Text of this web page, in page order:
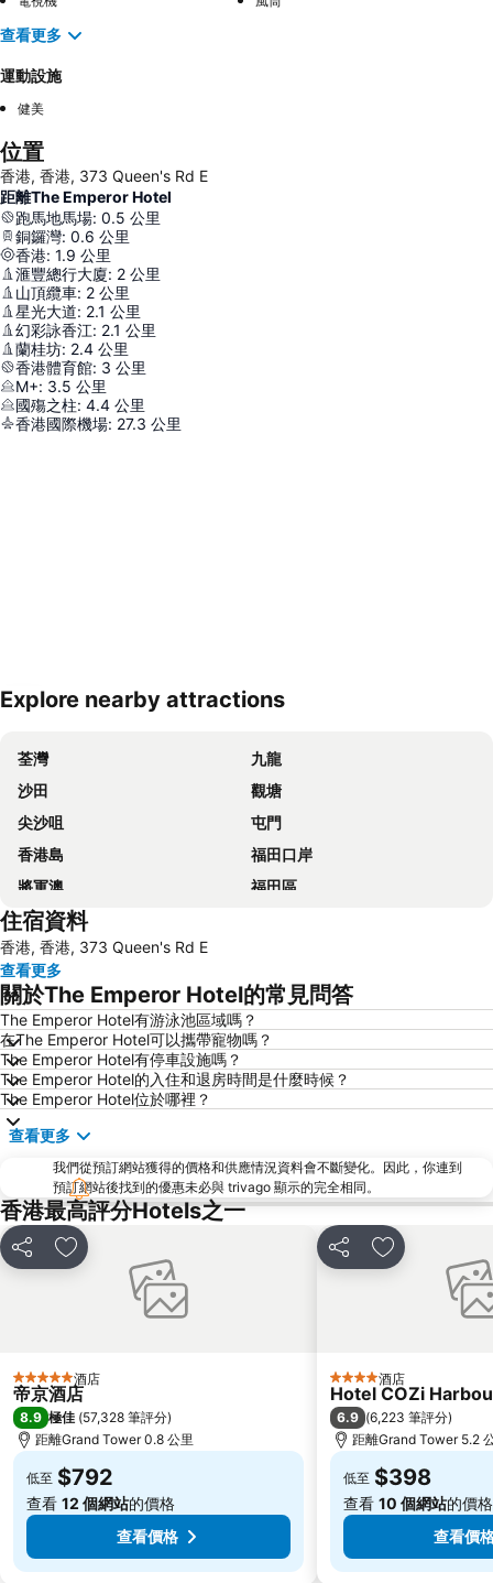
查看更多
運動設施
健美
位置
香港, 香港, 373 Queen's Rd E
距離The Emperor Hotel
跑馬地馬場: 0.5 公里
銅鑼灣: 0.6 公里
香港: 1.9 公里
滙豐總行大廈: 2 公里
山頂纜車: 2 公里
星光大道: 2.1 公里
幻彩詠香江: 2.1 公里
蘭桂坊: 2.4 公里
香港體育館: 3 公里
M+: 3.5 公里
國殤之柱: 4.4 公里
香港國際機場: 27.3 公里
展開地圖
Explore nearby attractions
荃灣
九龍
沙田
觀塘
尖沙咀
屯門
香港島
福田口岸
將軍澳
福田區
Mong Kok Metro Station
南山區
元朗
紅磡
天水圍
Wan Chai Metro Station
海洋公園
深水埗區
黃金海岸
香港迪士尼樂園
新界
羅湖口岸
羅湖
North Point Metro Station
中環
Cheung Chau
羅湖口岸
Sheung Wan Metro Station
Tsing Yi Metro Station
寶安區
Causeway Bay Metro Station
大梅沙海濱公園
鹽田區
香港屯門
Tin Hau Metro Station
金銀島酒店站
羅湖邊界過境站
住宿資料
香港, 香港, 373 Queen's Rd E
查看更多
關於The Emperor Hotel的常見問答
The Emperor Hotel有游泳池區域嗎？
在The Emperor Hotel可以攜帶寵物嗎？
The Emperor Hotel有停車設施嗎？
The Emperor Hotel的入住和退房時間是什麼時候？
The Emperor Hotel位於哪裡？
查看更多
我們從預訂網站獲得的價格和供應情況資料會不斷變化。因此，你連到
預訂網站後找到的優惠未必與 trivago 顯示的完全相同。
香港最高評分Hotels之一
分享 放到收藏夾
5 星級 酒店
帝京酒店
8.9 極佳 (57,328 筆評分)
距離Grand Tower 0.8 公里
低至 $792
查看 12 個網站的價格
查看價格
分享 放到收藏夾
4 星級 酒店
Hotel COZi
6.9 (6,223 筆評分)
距離Grand Tower 5.2
低至 $398
查看 10 個網站的價格
查看價